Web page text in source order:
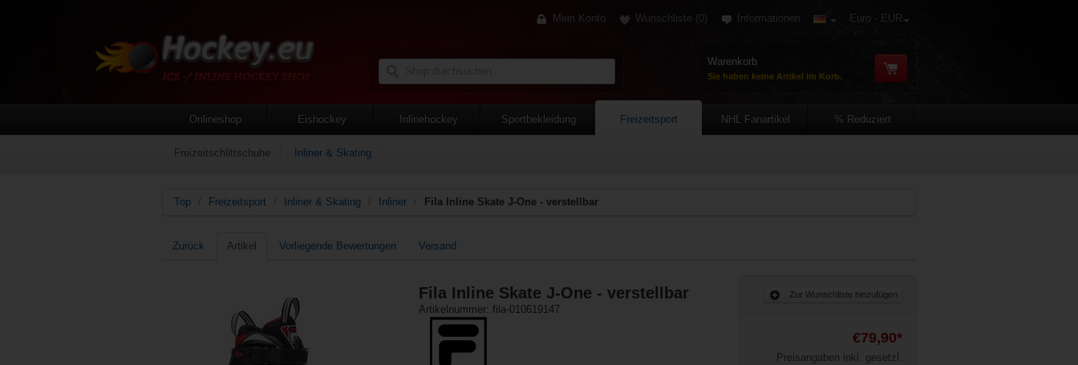
Mein Konto Wunschliste (0) Informationen Euro - EUR
Warenkorb
Sie haben keine Artikel im Korb.
Onlineshop Eishockey Inlinehockey Sportbekleidung Freizeitsport
Freizeitschlittschuhe Inliner & Skating
NHL Fanartikel % Reduziert
Top Freizeitsport Inliner & Skating Inliner Fila Inline Skate J-One - verstellbar
Zurück Artikel Vorliegende Bewertungen Versand
Fila Inline Skate J-One - verstellbar
Artikelnummer: fila-010619147
Zur Wunschliste hinzufügen
€79,90*
Preisangaben inkl. gesetzl.